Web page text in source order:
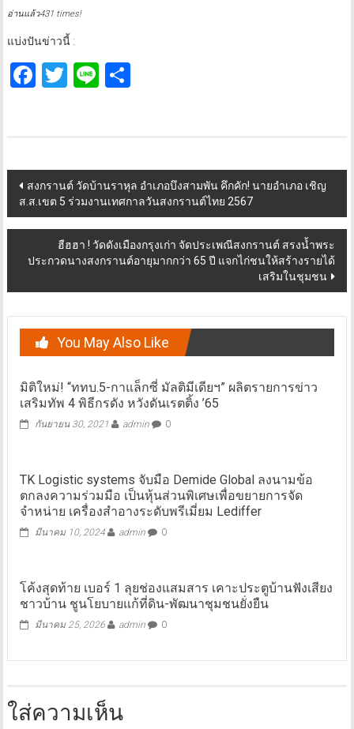
อ่านแล้ว431 times!
แบ่งปันข่าวนี้ :
Facebook
Twitter
LineShare
Post
navigation
สงกรานต์ วัดบ้านราหุล อำเภอบึงสามพัน คึกคัก! นายอำเภอ เชิญ
ส.ส.เขต 5 ร่วมงานเทศกาลวันสงกรานต์ไทย 2567
ฮืฮฮา ! วัดดังเมืองกรุงเก่า จัดประเพณีสงกรานต์ สรงน้ำพระ
ประกวดนางสงกรานต์อายุมากกว่า 65 ปี แจกไก่ชนให้สร้างรายได้
เสริมในชุมชน
You May Also Like
มิติใหม่! “ททบ.5-กาแล็กซี่ มัลติมีเดียฯ” ผลิตรายการข่าว
เสริมทัพ 4 พิธีกรดัง หวังดันเรตติ้ง ’65
กันยายน 30, 2021 admin 0
TK Logistic systems จับมือ Demide Global ลงนามข้อ
ตกลงความร่วมมือ เป็นหุ้นส่วนพิเศษเพื่อขยายการจัด
จำหน่าย เครื่องสำอางระดับพรีเมี่ยม Lediffer
มีนาคม 10, 2024 admin 0
โค้งสุดท้าย เบอร์ 1 ลุยช่องแสมสาร เคาะประตูบ้านฟังเสียง
ชาวบ้าน ชูนโยบายแก้ที่ดิน-พัฒนาชุมชนยั่งยืน
มีนาคม 25, 2026 admin 0
ใส่ความเห็น